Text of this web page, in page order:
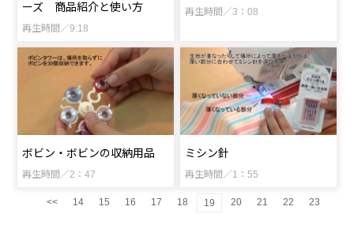
ーズ 商品紹介と使い方
再生時間／9:18
再生時間／3：08
ボビン・ボビンの収納用品
再生時間／2：47
ミシン針
再生時間／1：55
<< 14 15 16 17 18 19 20 21 22 23